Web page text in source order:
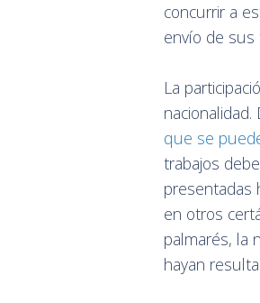
concurrir a
envío de sus
La
que se
trabajos
presentadas
en otros
palmarés, la
hayan